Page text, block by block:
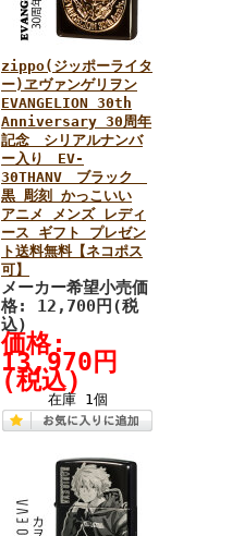
zippo(ジッポーライタ
ー)ヱヴァンゲリヲン
EVANGELION 30th
Anniversary 30周年
記念 シリアルナンバ
ー入り EV-
30THANV ブラック
黒 彫刻 かっこいい
アニメ メンズ レディ
ース ギフト プレゼン
ト送料無料【ネコポス
可】
メーカー希望小売価
格: 12,700円(税
込)
価格:
13,970円
(税込)
在庫 1個